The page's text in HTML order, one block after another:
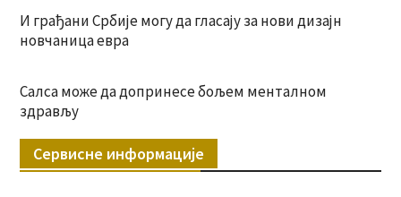
И грађани Србије могу да гласају за нови дизајн
новчаница евра
Салса може да допринесе бољем менталном
здрављу
Сервисне информације